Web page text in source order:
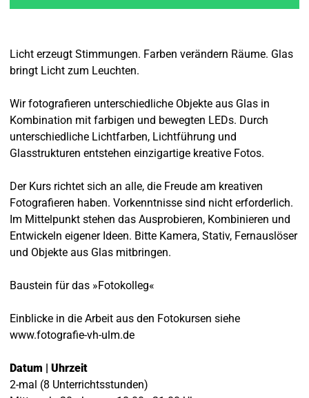
Licht erzeugt Stimmungen. Farben verändern Räume. Glas
bringt Licht zum Leuchten.
Wir fotografieren unterschiedliche Objekte aus Glas in
Kombination mit farbigen und bewegten LEDs. Durch
unterschiedliche Lichtfarben, Lichtführung und
Glasstrukturen entstehen einzigartige kreative Fotos.
Der Kurs richtet sich an alle, die Freude am kreativen
Fotografieren haben. Vorkenntnisse sind nicht erforderlich.
Im Mittelpunkt stehen das Ausprobieren, Kombinieren und
Entwickeln eigener Ideen. Bitte Kamera, Stativ, Fernauslöser
und Objekte aus Glas mitbringen.
Baustein für das »Fotokolleg«
Einblicke in die Arbeit aus den Fotokursen siehe
www.fotografie-vh-ulm.de
Datum | Uhrzeit
2-mal (8 Unterrichtsstunden)